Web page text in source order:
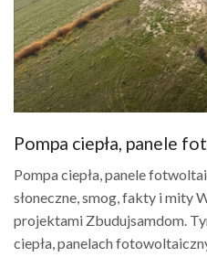
Pompa ciepła, panele
Pompa ciepła, panele
słoneczne, smog, fakty i mity
projektami Zbudujsamdom.
ciepła, panelach